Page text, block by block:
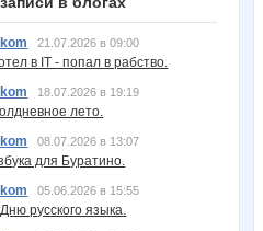
21.07.2026 в 09:00
в IT - попал в рабство.
18.07.2026 в 19:19
лето.
08.07.2026 в 13:07
для Буратино.
05.06.2026 в 15:55
русского языка.